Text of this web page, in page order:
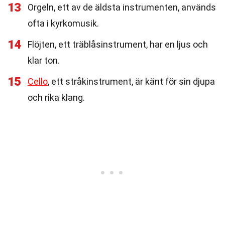
13
Orgeln, ett av de äldsta instrumenten, används
ofta i kyrkomusik.
14
Flöjten, ett träblåsinstrument, har en ljus och
klar ton.
15 Cello, ett stråkinstrument, är känt för sin djupa
och rika klang.